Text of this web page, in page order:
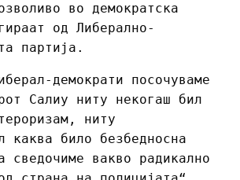
во демократска
од Либерално-
партија.
демократи посочуваме
Салиу ниту некогаш бил
ниту
каква било безбедносна
сведочиме вакво радикално